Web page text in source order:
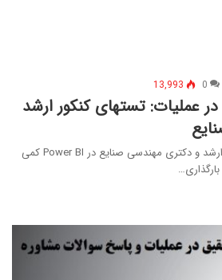
0
13,993
عملیات: تستهای کنکور ارشد
گزارش تحلیلی سوالات کنکور ارشد و دکتری مهندسی صنایع در Power BI کمی